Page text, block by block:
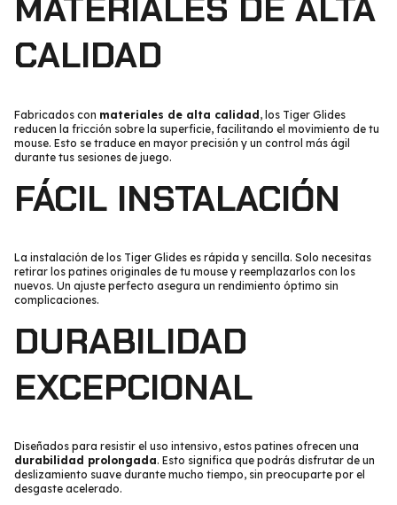
CALIDAD
Fabricados con materiales de alta calidad, los Tiger Glides
reducen la fricción sobre la superficie, facilitando el movimiento de tu
mouse. Esto se traduce en mayor precisión y un control más ágil
durante tus sesiones de juego.
FÁCIL INSTALACIÓN
La instalación de los Tiger Glides es rápida y sencilla. Solo necesitas
retirar los patines originales de tu mouse y reemplazarlos con los
nuevos. Un ajuste perfecto asegura un rendimiento óptimo sin
complicaciones.
DURABILIDAD
EXCEPCIONAL
Diseñados para resistir el uso intensivo, estos patines ofrecen una
durabilidad prolongada. Esto significa que podrás disfrutar de un
deslizamiento suave durante mucho tiempo, sin preocuparte por el
desgaste acelerado.